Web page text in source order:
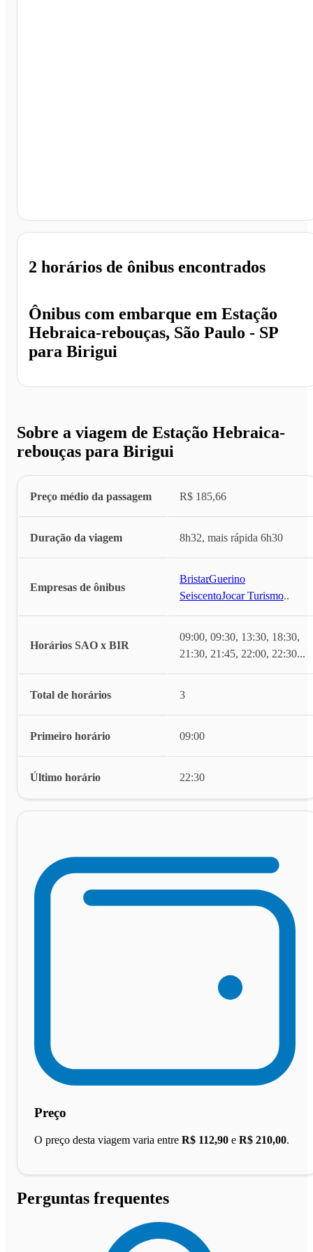
Ônibus com embarque em Estação
Hebraica-rebouças, São Paulo - SP
para Birigui
2 horários de ônibus encontrados
Sobre a viagem de Estação Hebraica-
rebouças para Birigui
Preço médio da passagem R$ 185,66
Duração da viagem 8h32, mais rápida 6h30
Empresas de ônibus
Bristar,Guerino
Seiscento,Jocar Turismo...
Horários SAO x BIR
09:00, 09:30, 13:30, 18:30,
21:30, 21:45, 22:00, 22:30...
Total de horários 3
Primeiro horário 09:00
Último horário 22:30
Preço
O preço desta viagem varia entre R$ 112,90 e R$ 210,00.
Perguntas frequentes